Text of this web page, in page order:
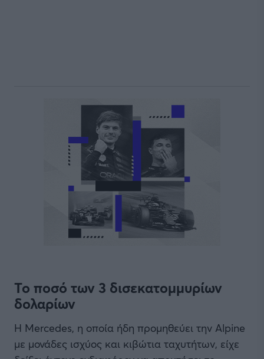
Το ποσό των 3 δισεκατομμυρίων
δολαρίων
Η Mercedes, η οποία ήδη προμηθεύει την Alpine
με μονάδες ισχύος και κιβώτια ταχυτήτων, είχε